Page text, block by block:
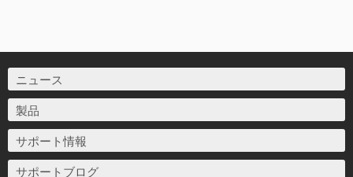
ニュース
製品
サポート情報
サポートブログ